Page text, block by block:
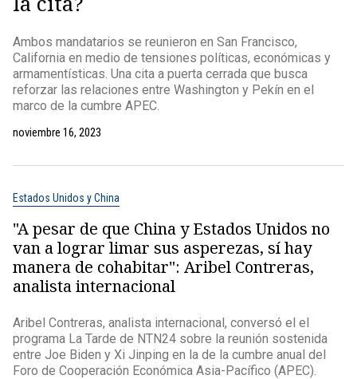
Ambos mandatarios se reunieron en San Francisco,
California en medio de tensiones políticas, económicas y
armamentísticas. Una cita a puerta cerrada que busca
reforzar las relaciones entre Washington y Pekín en el
marco de la cumbre APEC.
noviembre 16, 2023
Estados Unidos y China
"A pesar de que China y Estados Unidos no
van a lograr limar sus asperezas, sí hay
manera de cohabitar": Aribel Contreras,
analista internacional
Aribel Contreras, analista internacional, conversó el el
programa La Tarde de NTN24 sobre la reunión sostenida
entre Joe Biden y Xi Jinping en la de la cumbre anual del
Foro de Cooperación Económica Asia-Pacífico (APEC).